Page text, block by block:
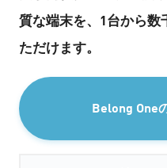
質な端末を、1台から数
ただけます。
Belong One